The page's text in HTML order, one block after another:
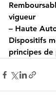
vigueur
– Haute
Dispositifs
principes de